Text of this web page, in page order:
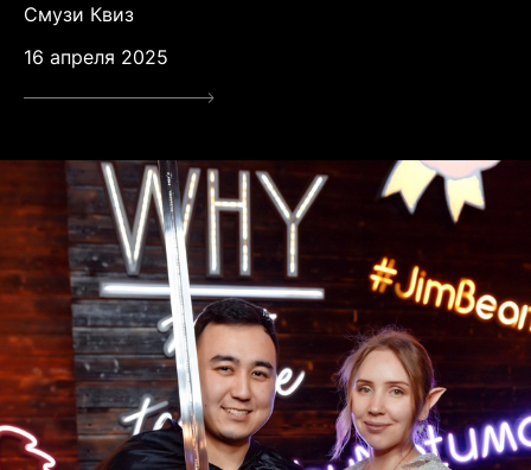
Смузи Квиз
16 апреля 2025